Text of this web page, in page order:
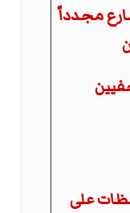
مجدداً
في 5 محافظات على